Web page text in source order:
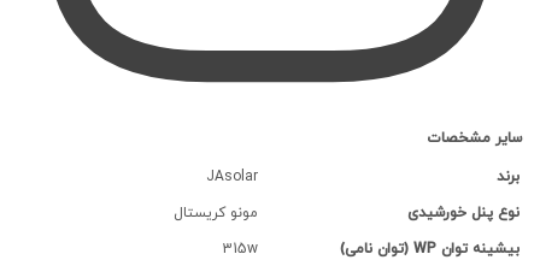
سایر مشخصات
برند
JAsolar
نوع پنل خورشیدی
مونو کریستال
بیشینه توان WP (توان نامی)
315w